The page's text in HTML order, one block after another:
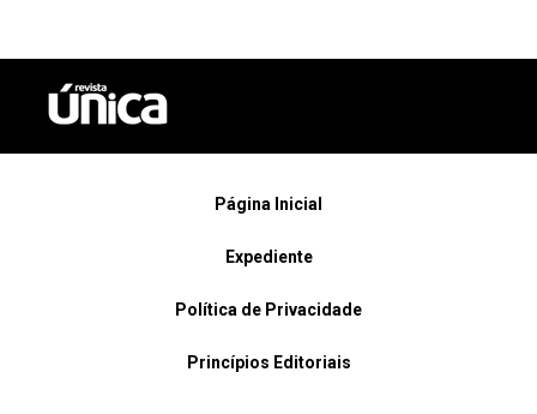
Página Inicial
Expediente
Política de Privacidade
Princípios Editoriais